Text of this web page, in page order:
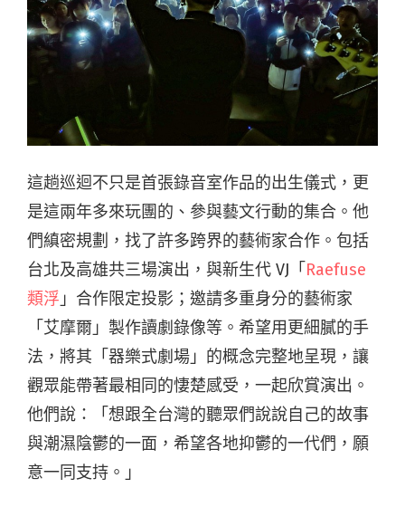
這趟巡迴不只是首張錄音室作品的出生儀式，更
是這兩年多來玩團的、參與藝文行動的集合。他
們縝密規劃，找了許多跨界的藝術家合作。包括
台北及高雄共三場演出，與新生代 VJ「 Raefuse
類浮 」合作限定投影；邀請多重身分的藝術家
「艾摩爾」製作讀劇錄像等。希望用更細膩的手
法，將其「器樂式劇場」的概念完整地呈現，讓
觀眾能帶著最相同的悽楚感受，一起欣賞演出。
他們說：「想跟全台灣的聽眾們說說自己的故事
與潮濕陰鬱的一面，希望各地抑鬱的一代們，願
意一同支持。」